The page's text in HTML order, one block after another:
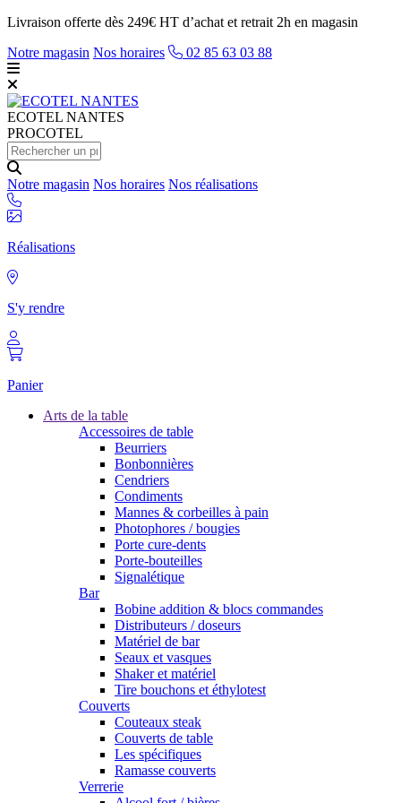
Livraison offerte dès 249€ HT d’achat et retrait 2h en magasin
Notre magasin Nos horaires 02 85 63 03 88
ECOTEL NANTES
PROCOTEL
Notre magasin Nos horaires Nos réalisations
Réalisations
S'y rendre
Panier
Arts de la table
Accessoires de table
Beurriers
Bonbonnières
Cendriers
Condiments
Mannes & corbeilles à pain
Photophores / bougies
Porte cure-dents
Porte-bouteilles
Signalétique
Bar
Bobine addition & blocs commandes
Distributeurs / doseurs
Matériel de bar
Seaux et vasques
Shaker et matériel
Tire bouchons et éthylotest
Couverts
Couteaux steak
Couverts de table
Les spécifiques
Ramasse couverts
Verrerie